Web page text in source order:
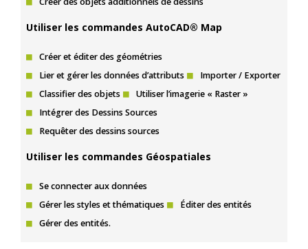
Utiliser les commandes AutoCAD® Map
Créer et éditer des géométries
Lier et gérer les données d’attributs
Importer / Exporter
Classifier des objets
Utiliser l’imagerie « Raster »
Intégrer des Dessins Sources
Requêter des dessins sources
Utiliser les commandes Géospatiales
Se connecter aux données
Gérer les styles et thématiques
Éditer des entités
Gérer des entités.